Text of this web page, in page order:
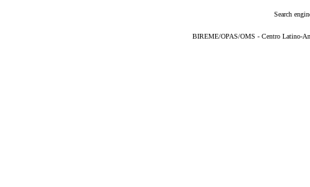
Search
BIREME/OPAS/OMS - Centro Latino-